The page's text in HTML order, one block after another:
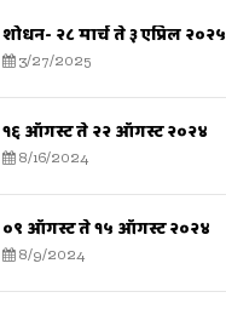
शोधन- २८ मार्च ते ३ एप्रिल २०२५
3/27/2025
१६ ऑगस्ट ते २२ ऑगस्ट २०२४
8/16/2024
०९ ऑगस्ट ते १५ ऑगस्ट २०२४
8/9/2024